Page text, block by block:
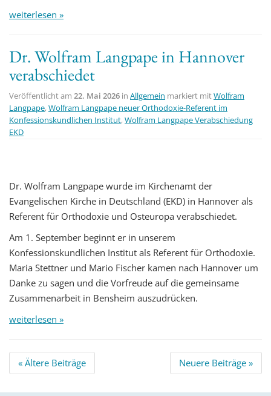
weiterlesen »
Dr. Wolfram Langpape in Hannover
verabschiedet
Veröffentlicht am 22. Mai 2026 in Allgemein markiert mitWolfram
Langpape,Wolfram Langpape neuer Orthodoxie-Referent im
Konfessionskundlichen Institut,Wolfram Langpape Verabschiedung
EKD
Dr. Wolfram Langpape wurde im Kirchenamt der
Evangelischen Kirche in Deutschland (EKD) in Hannover als
Referent für Orthodoxie und Osteuropa verabschiedet.
Am 1. September beginnt er in unserem
Konfessionskundlichen Institut als Referent für Orthodoxie.
Maria Stettner und Mario Fischer kamen nach Hannover um
Danke zu sagen und die Vorfreude auf die gemeinsame
Zusammenarbeit in Bensheim auszudrücken.
weiterlesen »
Beitrags
Navigation
« Ältere Beiträge Neuere Beiträge »